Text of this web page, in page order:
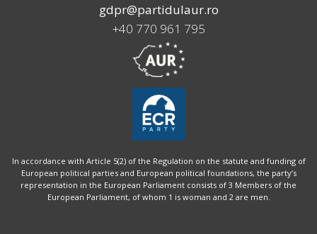
gdpr@partidulaur.ro
+40 770 961 795
In accordance with Article 5(2) of the Regulation on the statute and funding of
European political parties and European political foundations, the party’s
representation in the European Parliament consists of 3 Members of the
European Parliament, of whom 1 is woman and 2 are men.